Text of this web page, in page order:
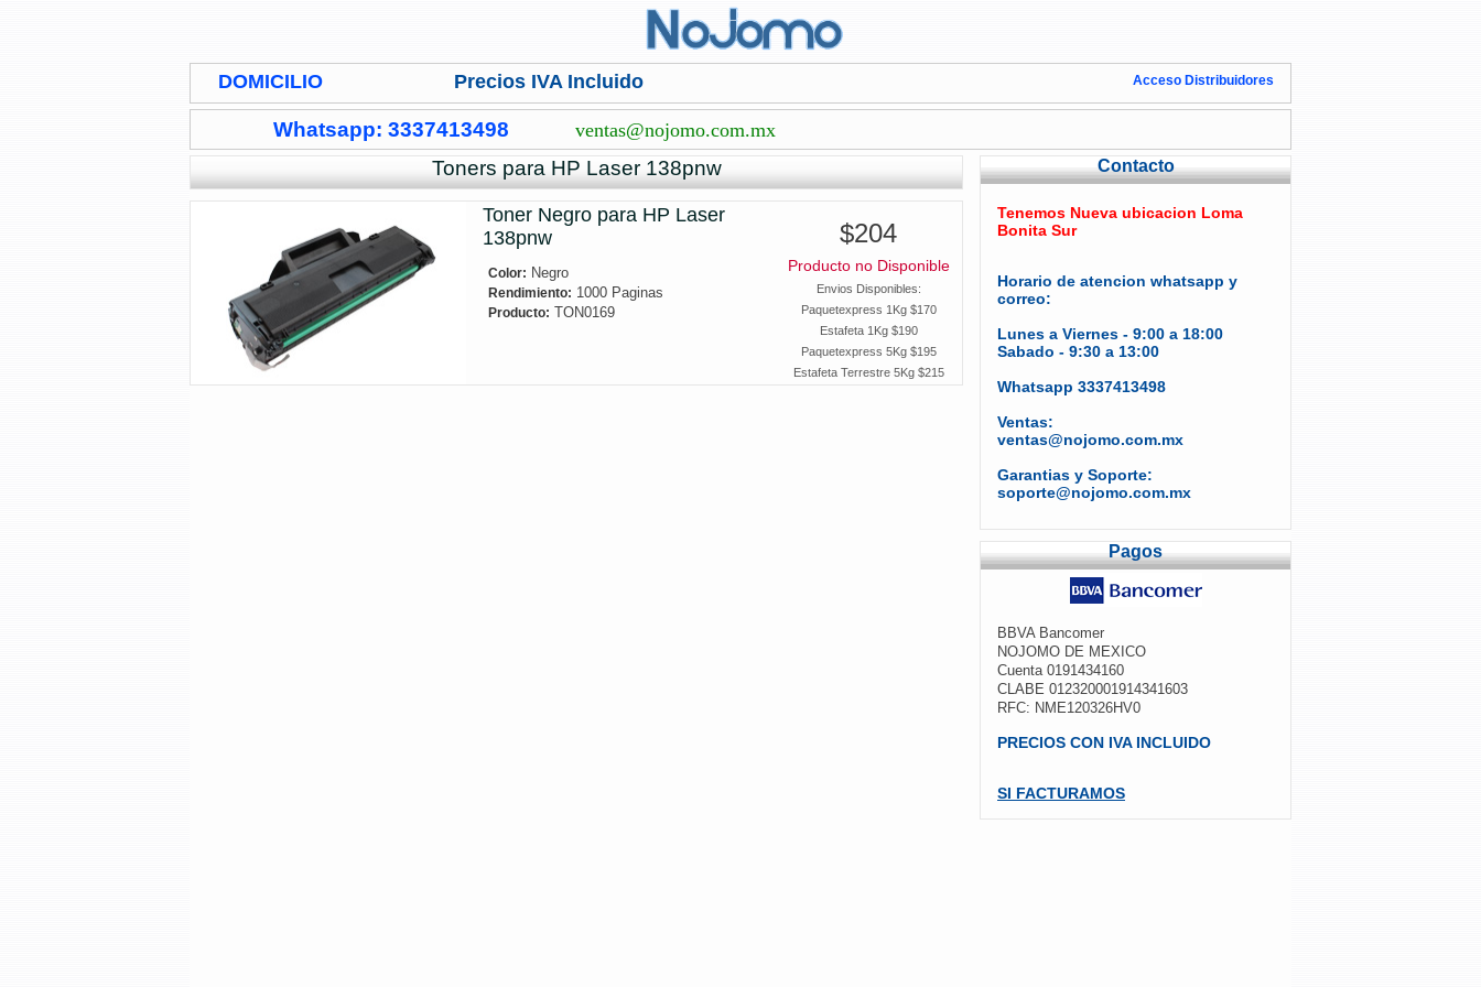
DOMICILIO Precios IVA Incluido Acceso Distribuidores
Whatsapp: 3337413498 ventas@nojomo.com.mx
Toners para HP Laser 138pnw Contacto
Tenemos Nueva ubicacion Loma
Bonita Sur
Horario de atencion whatsapp y
correo:
Lunes a Viernes - 9:00 a 18:00
Sabado - 9:30 a 13:00
Whatsapp 3337413498
Ventas:
ventas@nojomo.com.mx
Garantias y Soporte:
soporte@nojomo.com.mx
Pagos
BBVA Bancomer
NOJOMO DE MEXICO
Cuenta 0191434160
CLABE 012320001914341603
RFC: NME120326HV0
PRECIOS CON IVA INCLUIDO
SI FACTURAMOS
Toner Negro para HP Laser
138pnw
Color: Negro
Rendimiento: 1000 Paginas
Producto: TON0169
$204
Producto no Disponible
Envios Disponibles:
Paquetexpress 1Kg $170
Estafeta 1Kg $190
Paquetexpress 5Kg $195
Estafeta Terrestre 5Kg $215